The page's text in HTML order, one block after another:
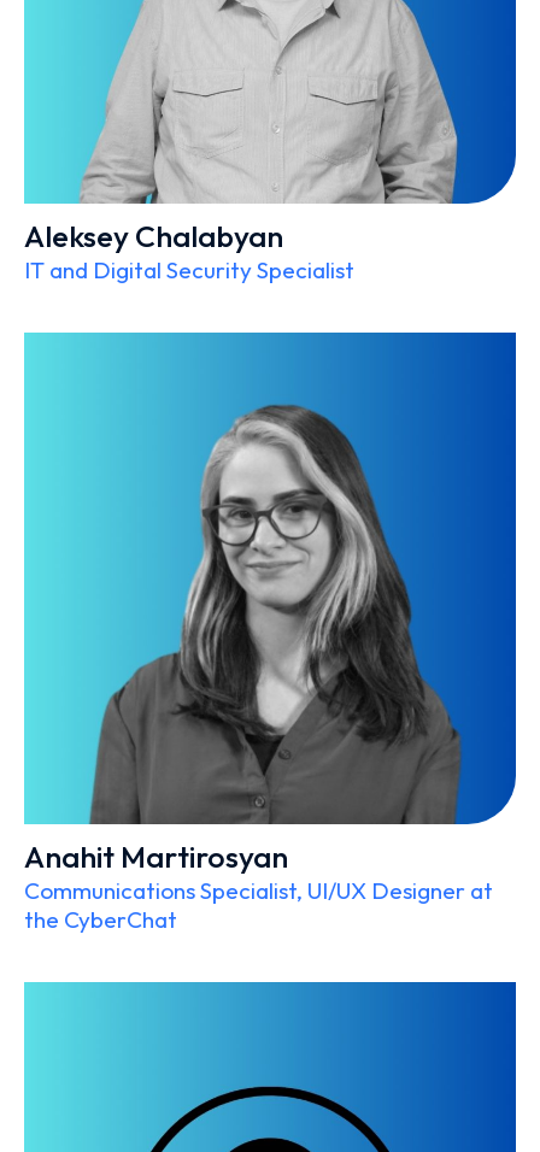
Aleksey Chalabyan
IT and Digital Security Specialist
Anahit Martirosyan
Communications Specialist, UI/UX Designer at
the CyberChat